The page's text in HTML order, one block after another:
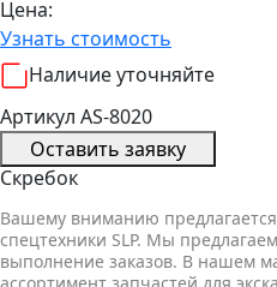
Цена:
Узнать стоимость
Наличие уточняйте
Артикул AS-8020
Оставить заявку
Скребок
Вашему вниманию предлагается
спецтехники SLP. Мы
выполнение заказов. В нашем
ассортимент запчастей для